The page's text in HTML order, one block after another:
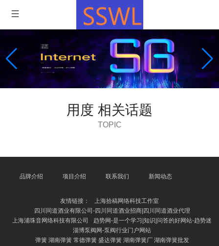
用度 相关话题
TOPIC
品牌介绍 项目介绍 联系我们 新闻动态
友情链接：
上海拾稿网络科技工作室
四川同道酒业有限公司-四川同道酒业招商|四川同道酒业代理
上海浦珠音网络科技有限公司
趋势网-是一个学习|知识|问答的好网站-趋势迷
淄博泵阀网-泵阀行业门户网站
弹簧 湖南弹簧 常德弹簧 盛达弹簧 湖南弹簧厂 湖南弹簧批发